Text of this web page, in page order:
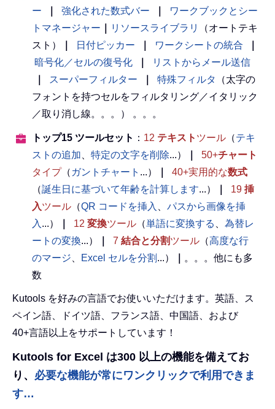
ー
強化された数式バー
ワークブックとシー
トマネージャー
リソースライブラリ
（オートテキ
スト）
日付ピッカー ワークシートの統合
暗号化／セルの復号化
リストからメール送信
スーパーフィルター 特殊フィルタ
（太字の
フォントを持つセルをフィルタリング／イタリック
／取り消し線。。。） 。。。
トップ15 ツールセット ： 12 テキスト ツール （テキ
ストの追加
特定の文字を削除...） 50+チャート
タイプ（ ガントチャート ...） 40+実用的な数式
（誕生日に基づいて年齢を計算します...） 19 挿
入ツール （QR コードを挿入
パスから画像を挿
入 ...） 12 変換ツール （単語に変換する
為替レ
ートの変換...） 7 結合と分割ツール （高度な行
のマージ
Excel セルを分割 ...）
。。。他にも多
数
Kutools を好みの言語でお使いいただけます。英語、ス
ペイン語、ドイツ語、フランス語、中国語、および
40+言語以上をサポートしています！
Kutools for Excel は300 以上の機能を備えてお
り、 必要な機能が常にワンクリックで利用できま
す…